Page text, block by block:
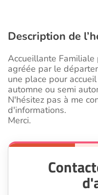
Description de
Accueillante
agréée par le
une place pour
automne ou semi
N'hésitez pas à me
d'informations.
Merci.